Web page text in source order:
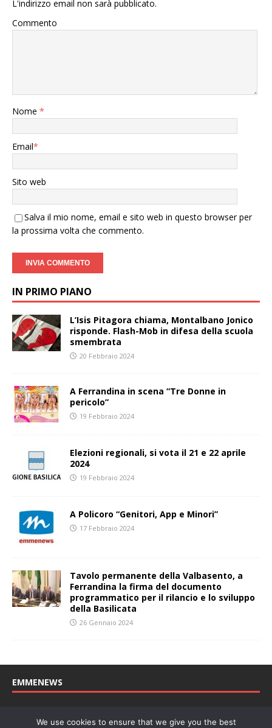
L'indirizzo email non sarà pubblicato.
Commento
Nome *
Email*
Sito web
Salva il mio nome, email e sito web in questo browser per
la prossima volta che commento.
IN PRIMO PIANO
L’Isis Pitagora chiama, Montalbano Jonico
risponde. Flash-Mob in difesa della scuola
smembrata
20 Febbraio 2024
A Ferrandina in scena “Tre Donne in
pericolo”
19 Febbraio 2024
Elezioni regionali, si vota il 21 e 22 aprile
2024
19 Febbraio 2024
A Policoro “Genitori, App e Minori”
17 Febbraio 2024
Tavolo permanente della Valbasento, a
Ferrandina la firma del documento
programmatico per il rilancio e lo sviluppo
della Basilicata
26 Gennaio 2024
EMMENEWS
27/04/2011. Direttore Responsabile: Concetta Monzo, Editore: Deah
We use cookies to ensure that we give you the best